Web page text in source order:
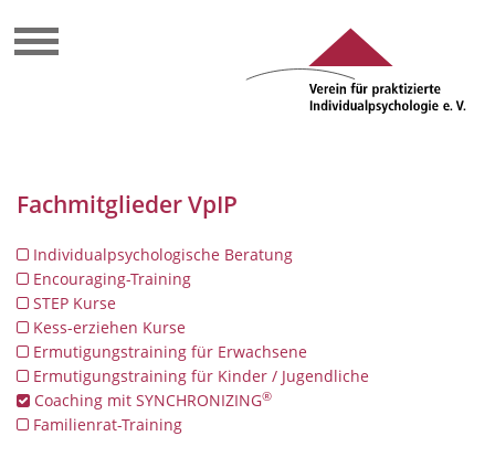
Fachmitglieder VpIP
Individualpsychologische Beratung
Encouraging-Training
STEP Kurse
Kess-erziehen Kurse
Ermutigungstraining für Erwachsene
Ermutigungstraining für Kinder / Jugendliche
Coaching mit SYNCHRONIZING®
Familienrat-Training